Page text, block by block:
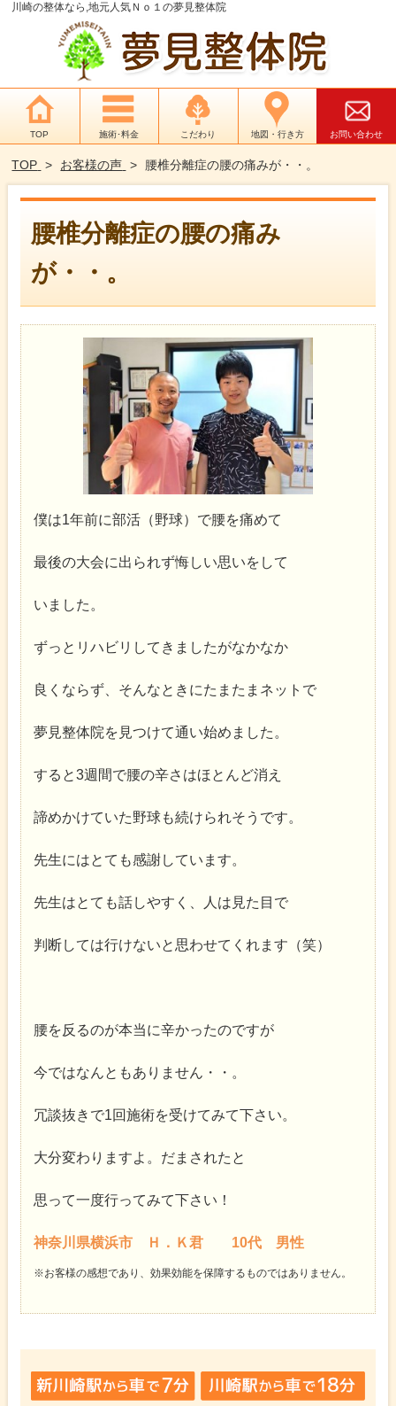
川崎の整体なら,地元人気Ｎｏ１の夢見整体院
TOP 施術･料金 こだわり 地図・行き方 お問い合わせ
TOP お客様の声 腰椎分離症の腰の痛みが・・。
腰椎分離症の腰の痛み
が・・。
僕は1年前に部活（野球）で腰を痛めて
最後の大会に出られず悔しい思いをして
いました。
ずっとリハビリしてきましたがなかなか
良くならず、そんなときにたまたまネットで
夢見整体院を見つけて通い始めました。
すると3週間で腰の辛さはほとんど消え
諦めかけていた野球も続けられそうです。
先生にはとても感謝しています。
先生はとても話しやすく、人は見た目で
判断しては行けないと思わせてくれます（笑）
腰を反るのが本当に辛かったのですが
今ではなんともありません・・。
冗談抜きで1回施術を受けてみて下さい。
大分変わりますよ。だまされたと
思って一度行ってみて下さい！
神奈川県横浜市 Ｈ．Ｋ君 10代 男性
※お客様の感想であり、効果効能を保障するものではありません。